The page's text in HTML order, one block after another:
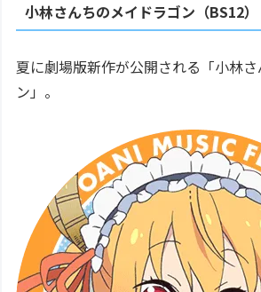
小林さんちのメイドラゴン（BS12）
夏に劇場版新作が公開される「小林
ン」。